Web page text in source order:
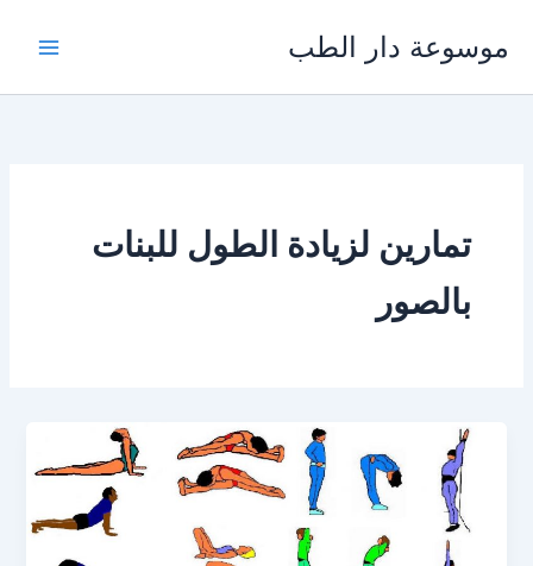
المحتوى
موسوعة دار الطب
تمارين لزيادة الطول للبنات
بالصور